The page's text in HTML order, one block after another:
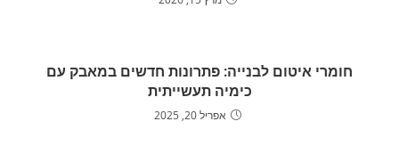
חומרי איטום לבנייה: פתרונות חדשים במאבק עם
כימיה תעשייתית
אפריל 20, 2025